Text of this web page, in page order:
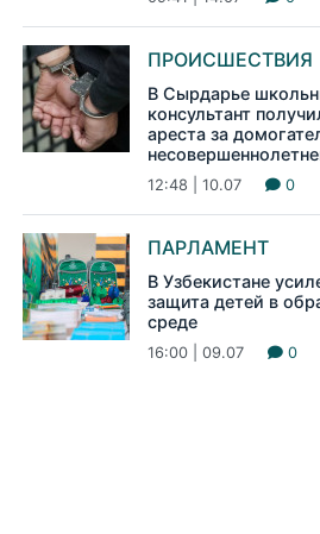
ПРОИСШЕСТВИЯ
В Сырдарье
консультант
ареста за
12:48 | 10.07 0
ПАРЛАМЕНТ
В Узбекистане
защита детей в
среде
16:00 | 09.07 0